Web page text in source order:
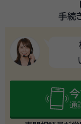
手続
通